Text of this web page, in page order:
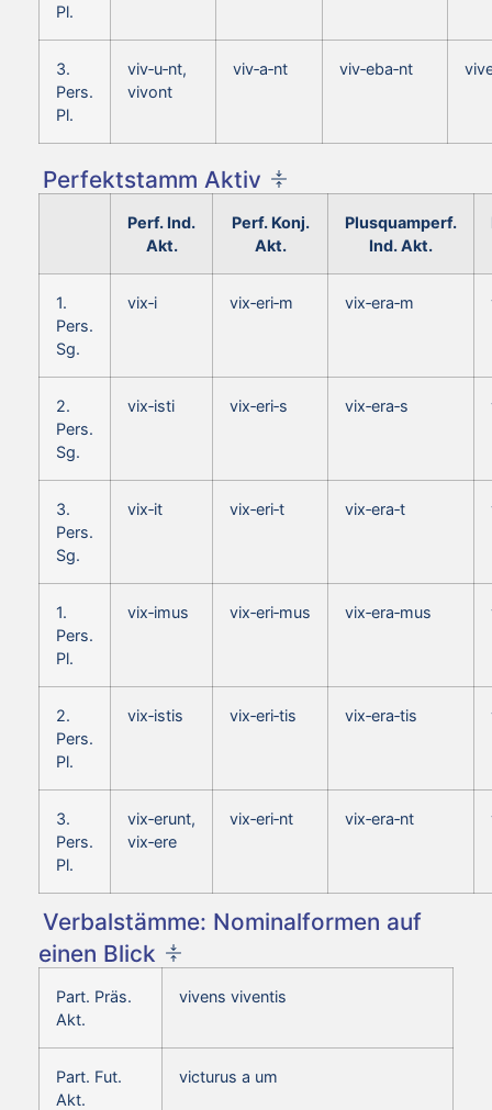
Pl.
3.
Pers.
Pl.
viv‑u‑nt,
vivont
viv‑a‑nt viv‑eba‑nt
Perfektstamm Aktiv
Perf. Ind.
Akt.
Perf. Konj.
Akt.
Plusquamperf.
Ind. Akt.
1.
Pers.
Sg.
vix‑i vix‑eri‑m vix‑era‑m
2.
Pers.
Sg.
vix‑isti vix‑eri‑s vix‑era‑s
3.
Pers.
Sg.
vix‑it vix‑eri‑t vix‑era‑t
1.
Pers.
Pl.
vix‑imus vix‑eri‑mus vix‑era‑mus
2.
Pers.
Pl.
vix‑istis vix‑eri‑tis vix‑era‑tis
3.
Pers.
Pl.
vix‑erunt,
vix‑ere
vix‑eri‑nt vix‑era‑nt
Verbalstämme: Nominalformen auf
einen Blick
Part. Präs.
Akt.
vivens viventis
Part. Fut.
Akt.
victurus a um